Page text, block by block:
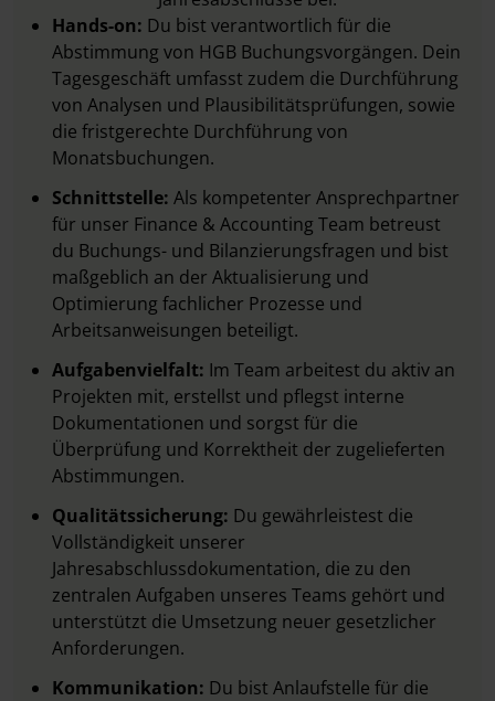
Hands-on: Du bist verantwortlich für die
Abstimmung von HGB Buchungsvorgängen. Dein
Tagesgeschäft umfasst zudem die Durchführung
von Analysen und Plausibilitätsprüfungen, sowie
die fristgerechte Durchführung von
Monatsbuchungen.
Schnittstelle: Als kompetenter Ansprechpartner
für unser Finance & Accounting Team betreust
du Buchungs- und Bilanzierungsfragen und bist
maßgeblich an der Aktualisierung und
Optimierung fachlicher Prozesse und
Arbeitsanweisungen beteiligt.
Aufgabenvielfalt: Im Team arbeitest du aktiv an
Projekten mit, erstellst und pflegst interne
Dokumentationen und sorgst für die
Überprüfung und Korrektheit der zugelieferten
Abstimmungen.
Qualitätssicherung: Du gewährleistest die
Vollständigkeit unserer
Jahresabschlussdokumentation, die zu den
zentralen Aufgaben unseres Teams gehört und
unterstützt die Umsetzung neuer gesetzlicher
Anforderungen.
Kommunikation: Du bist Anlaufstelle für die